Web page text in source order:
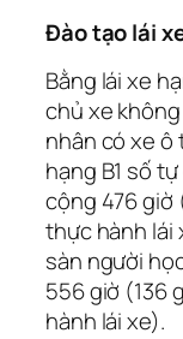
Đào tạo lái
Bằng lái xe
chủ xe
nhân có xe ô
hạng B1 số
cộng 476 giờ
thực hành lái
sàn người
556 giờ (136
hành lái xe).